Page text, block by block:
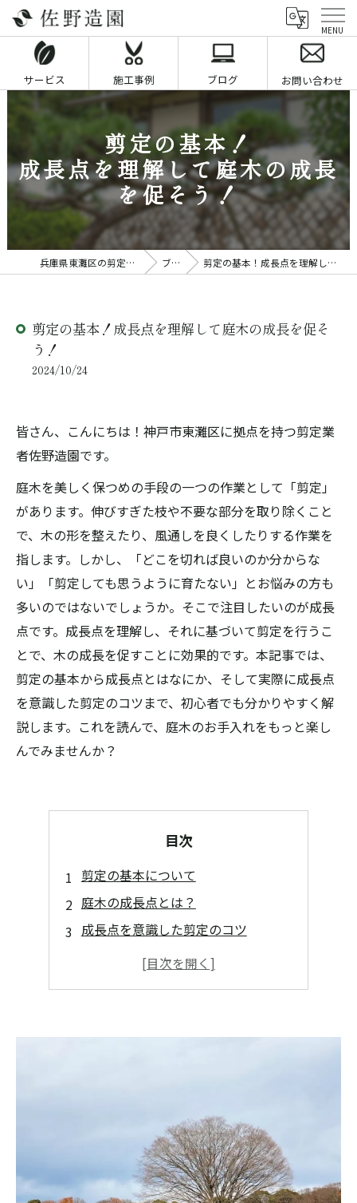
サービス 施工事例 ブログ お問い合わせ
剪定の基本！
成長点を理解して庭木の成長
を促そう！
兵庫県東灘区の剪定業者なら佐野造園 ブログ 剪定の基本！成長点を理解して庭木の成長を促そう！
剪定の基本！成長点を理解して庭木の成長を促そ
う！
2024/10/24
皆さん、こんにちは！神戸市東灘区に拠点を持つ剪定業
者佐野造園です。
庭木を美しく保つめの手段の一つの作業として「剪定」
があります。伸びすぎた枝や不要な部分を取り除くこと
で、木の形を整えたり、風通しを良くしたりする作業を
指します。しかし、「どこを切れば良いのか分からな
い」「剪定しても思うように育たない」とお悩みの方も
多いのではないでしょうか。そこで注目したいのが成長
点です。成長点を理解し、それに基づいて剪定を行うこ
とで、木の成長を促すことに効果的です。本記事では、
剪定の基本から成長点とはなにか、そして実際に成長点
を意識した剪定のコツまで、初心者でも分かりやすく解
説します。これを読んで、庭木のお手入れをもっと楽し
んでみませんか？
目次
剪定の基本について
庭木の成長点とは？
成長点を意識した剪定のコツ